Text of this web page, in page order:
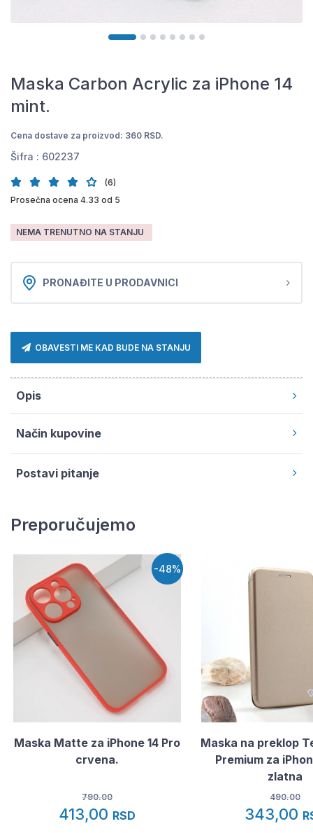
Maska Carbon Acrylic za iPhone 14
mint.
Cena dostave za proizvod: 360 RSD.
Šifra : 602237
(6)
Prosečna ocena 4.33 od 5
NEMA TRENUTNO NA STANJU
PRONAĐITE U PRODAVNICI
OBAVESTI ME KAD BUDE NA STANJU
Opis
Način kupovine
Postavi pitanje
Preporučujemo
-48%
Maska Matte za iPhone 14 Pro
crvena.
790.00
413,00 RSD
Maska na preklop
Premium za
zlatna
490.00
343,00